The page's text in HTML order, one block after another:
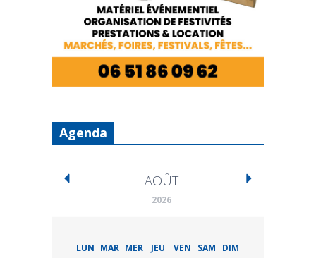
Agenda
AOÛT
2026
LUN MAR MER JEU VEN SAM DIM